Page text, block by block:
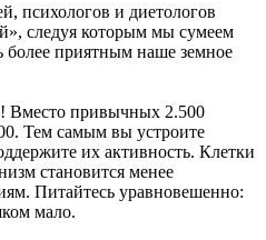
психологов и диетологов
следуя которым мы сумеем
более приятным наше земное
Вместо привычных 2.500
Тем самым вы устроите
их активность. Клетки
становится менее
Питайтесь уравновешенно:
мало.